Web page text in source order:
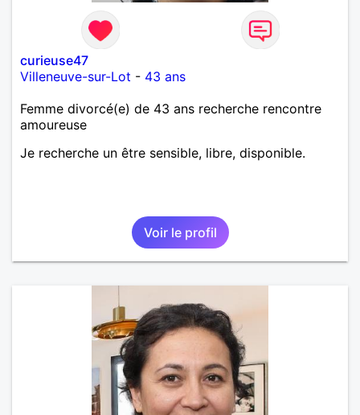
curieuse47
Villeneuve-sur-Lot - 43 ans
Femme divorcé(e) de 43 ans recherche rencontre
amoureuse
Je recherche un être sensible, libre, disponible.
Voir le profil